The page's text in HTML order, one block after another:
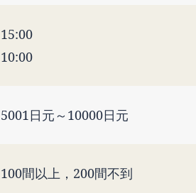
15:00
10:00
5001日元～10000日元
100間以上，200間不到